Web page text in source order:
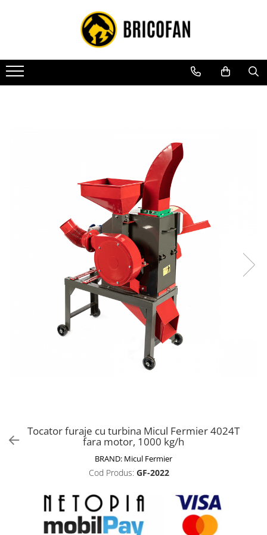
Toate Produsele
Vehicule electrice
Atv
Piese de schimb vehicule electrice
Tricicluri cargo fara permis
Tricicluri persoane
Biciclete, trotinete, triciclete
Biciclete electrice
Drujbe cu acumulator
Consumabile drujbe, fierastraie
Unelte electrice busteni
Mori cereale si batoze porumb
Batoze - mori desfacat porumb
Tocator furaje cu turbina Micul Fermier 4024T
fara motor, 1000 kg/h
BRAND: Micul Fermier
Cod Produs: GF-2022